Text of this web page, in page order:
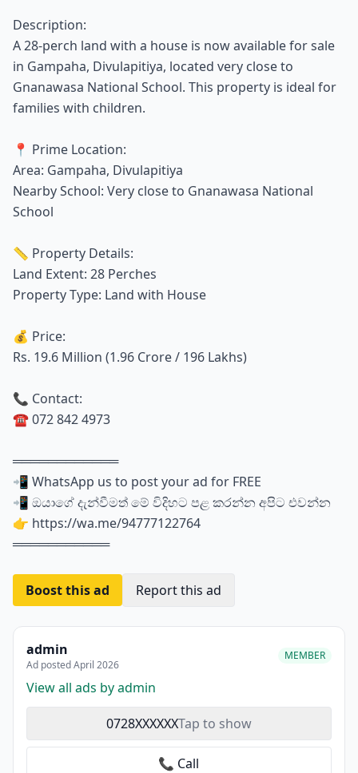
Description:
A 28-perch land with a house is now available for sale
in Gampaha, Divulapitiya, located very close to
Gnanawasa National School. This property is ideal for
families with children.
📍 Prime Location:
Area: Gampaha, Divulapitiya
Nearby School: Very close to Gnanawasa National
School
📏 Property Details:
Land Extent: 28 Perches
Property Type: Land with House
💰 Price:
Rs. 19.6 Million (1.96 Crore / 196 Lakhs)
📞 Contact:
☎️ 072 842 4973
════════════
📲 WhatsApp us to post your ad for FREE
📲 ඔයාගේ දැන්වීමත් මේ විදිහට පළ කරන්න අපිට එවන්න
👉 https://wa.me/94777122764
═══════════
Boost this ad Report this ad
admin
Ad posted April 2026
MEMBER
View all ads by admin
0728XXXXXXTap to show
📞 Call